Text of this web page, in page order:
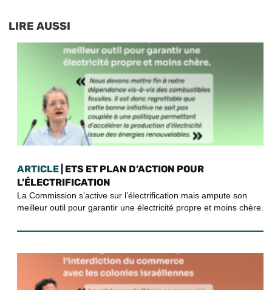
LIRE AUSSI
ARTICLE | ETS ET PLAN D’ACTION POUR
L’ÉLECTRIFICATION
La Commission s’active sur l’électrification mais ampute son
meilleur outil pour garantir une électricité propre et moins chère.